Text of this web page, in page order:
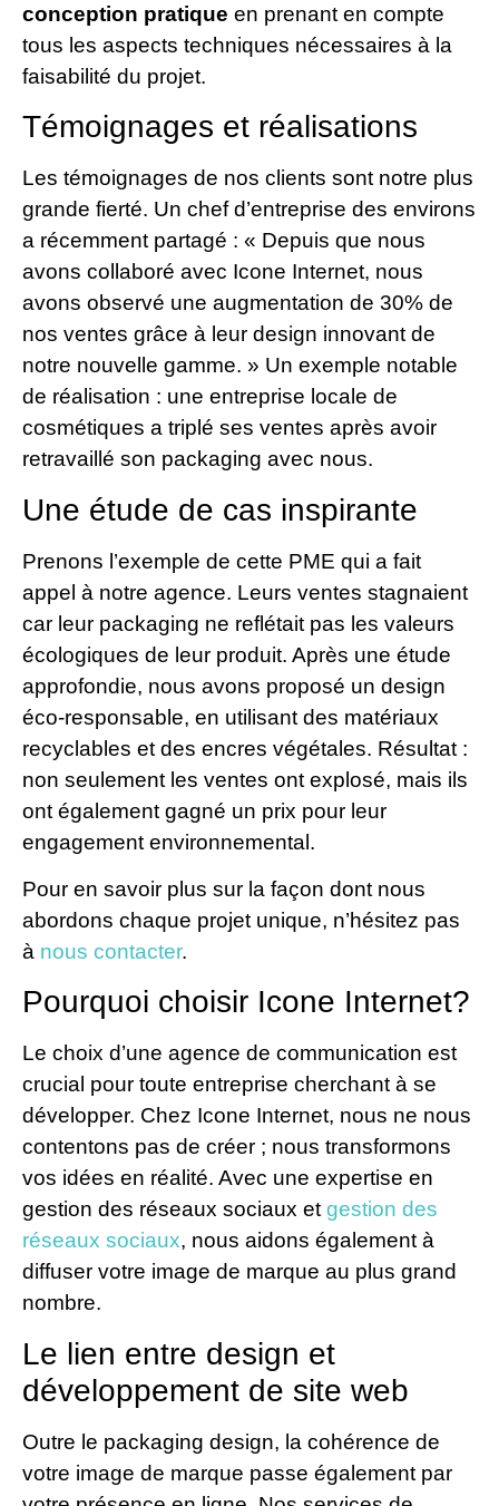
conception pratique en prenant en compte
tous les aspects techniques nécessaires à la
faisabilité du projet.
Témoignages et réalisations
Les témoignages de nos clients sont notre plus
grande fierté. Un chef d’entreprise des environs
a récemment partagé : « Depuis que nous
avons collaboré avec Icone Internet, nous
avons observé une augmentation de 30% de
nos ventes grâce à leur design innovant de
notre nouvelle gamme. » Un exemple notable
de réalisation : une entreprise locale de
cosmétiques a triplé ses ventes après avoir
retravaillé son packaging avec nous.
Une étude de cas inspirante
Prenons l’exemple de cette PME qui a fait
appel à notre agence. Leurs ventes stagnaient
car leur packaging ne reflétait pas les valeurs
écologiques de leur produit. Après une étude
approfondie, nous avons proposé un design
éco-responsable, en utilisant des matériaux
recyclables et des encres végétales. Résultat :
non seulement les ventes ont explosé, mais ils
ont également gagné un prix pour leur
engagement environnemental.
Pour en savoir plus sur la façon dont nous
abordons chaque projet unique, n’hésitez pas
à nous contacter.
Pourquoi choisir Icone Internet?
Le choix d’une agence de communication est
crucial pour toute entreprise cherchant à se
développer. Chez Icone Internet, nous ne nous
contentons pas de créer ; nous transformons
vos idées en réalité. Avec une expertise en
gestion des réseaux sociaux etgestion des
réseaux sociaux, nous aidons également à
diffuser votre image de marque au plus grand
nombre.
Le lien entre design et
développement de site web
Outre le packaging design, la cohérence de
votre image de marque passe également par